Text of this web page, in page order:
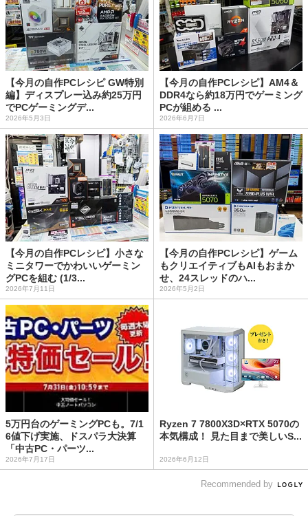
【今月の自作PCレシピ GW特別
編】ディスプレー込み約25万円
でPCゲーミングデ...
2026年5月3日
【今月の自作PCレシピ】AM4＆
DDR4なら約18万円でゲーミング
PCが組める ...
2026年6月7日
【今月の自作PCレシピ】小さな
ミニタワーでかわいいゲーミン
グPCを組む (1/3...
2026年7月11日
【今月の自作PCレシピ】ゲーム
もクリエイティブもAIもおまか
せ、24スレッドのハ...
2026年5月2日
5万円台のゲーミングPCも。7/1
6値下げ実施、ドスパラ大決算
「中古PC・パーツ...
2026年7月17日
Ryzen 7 7800X3D×RTX 5070の
本気構成！ 見た目まで美しいS...
2026年6月12日
Recommended by